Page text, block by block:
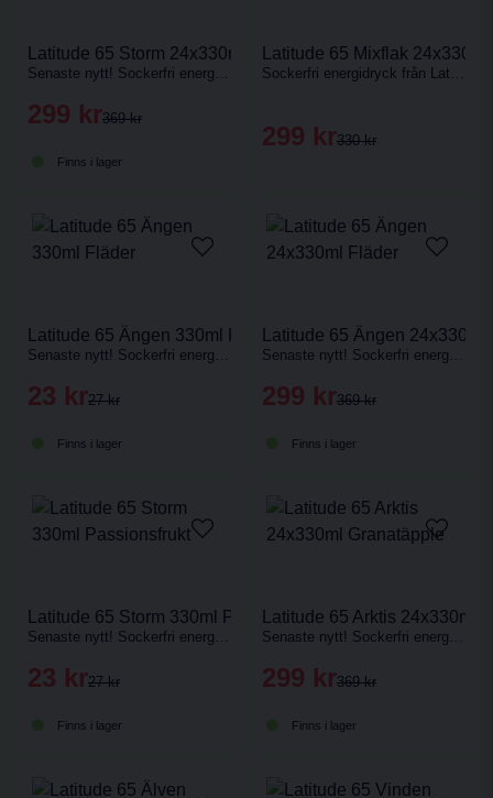
Latitude 65 Storm 24x330ml Passionsfrukt
Senaste nytt! Sockerfri energidryck med smak av passionsfrukt.
369 kr
299 kr
Finns i lager
Latitude 65 Mixflak 24x330ml
Sockerfri energidryck från Latitude 65. Mixa fritt bland 4 olika smaker.
330 kr
299 kr
Latitude 65 Ängen 330ml Fläder
Senaste nytt! Sockerfri energidryck med smak av fläder.
27 kr
23 kr
Finns i lager
Latitude 65 Ängen 24x330ml
Senaste nytt! Sockerfri energidryck med smak av fläder.
369 kr
299 kr
Finns i lager
Latitude 65 Storm 330ml Passionsfrukt
Senaste nytt! Sockerfri energidryck med smak av passionsfrukt.
27 kr
23 kr
Finns i lager
Latitude 65 Arktis 24x330ml
Senaste nytt! Sockerfri energidryck med smak av granatäpple.
369 kr
299 kr
Finns i lager